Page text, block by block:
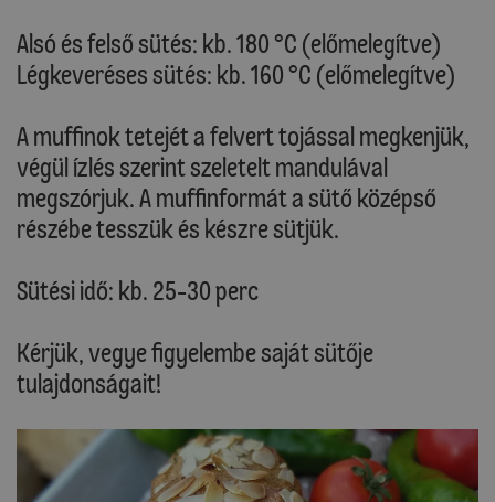
Alsó és felső sütés: kb. 180 °C (előmelegítve)
Légkeveréses sütés: kb. 160 °C (előmelegítve)
A muffinok tetejét a felvert tojással megkenjük,
végül ízlés szerint szeletelt mandulával
megszórjuk. A muffinformát a sütő középső
részébe tesszük és készre sütjük.
Sütési idő: kb. 25-30 perc
Kérjük, vegye figyelembe saját sütője
tulajdonságait!